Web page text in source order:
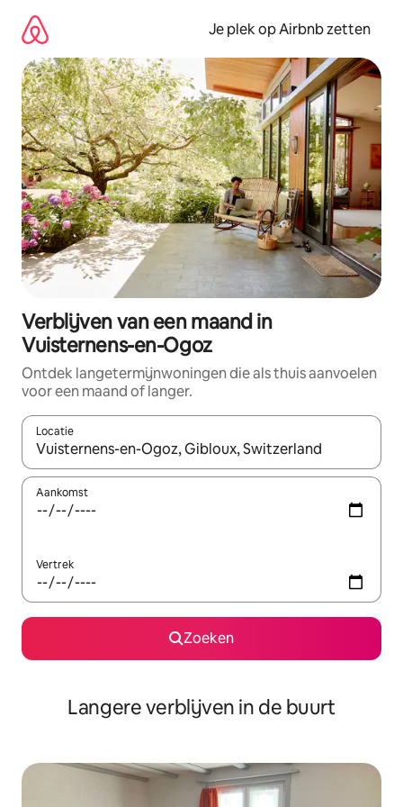
direct
naar
inhoud
Je plek op Airbnb zetten
Verblijven van een maand in
Vuisternens-en-Ogoz
Ontdek langetermijnwoningen die als thuis aanvoelen
voor een maand of langer.
Locatie
Wanneer er resultaten beschikbaar zijn, maak je een keuze
Aankomst
Vertrek
Zoeken
Langere verblijven in de buurt